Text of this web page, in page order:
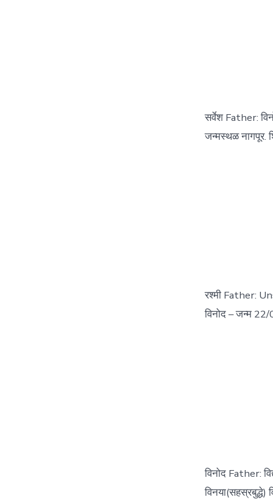
सर्वेश Father:
जन्मस्थळ नागपूर.
रश्मी Father:
विनोद – जन्म 22/
विनोद Father: